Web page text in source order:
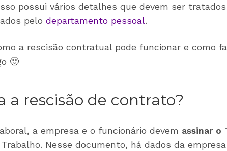
possui vários detalhes que devem ser
pelo departamento pessoal.
a rescisão contratual pode funcionar e como
🙂
a rescisão de contrato?
a empresa e o funcionário devem assinar o
Nesse documento, há dados da